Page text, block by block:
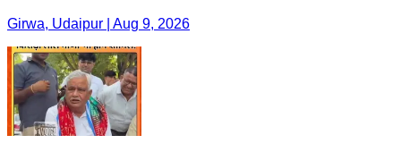
Girwa, Udaipur | Aug 9, 2026